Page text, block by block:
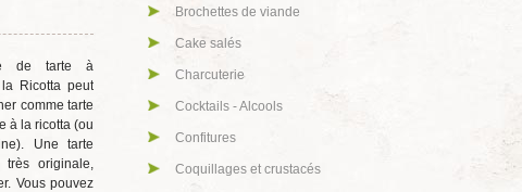
de tarte à
Ricotta peut
comme tarte
à la ricotta (ou
Une tarte
très originale,
Vous pouvez
Brochettes de viande
Cake salés
Charcuterie
Cocktails - Alcools
Confitures
Coquillages et crustacés